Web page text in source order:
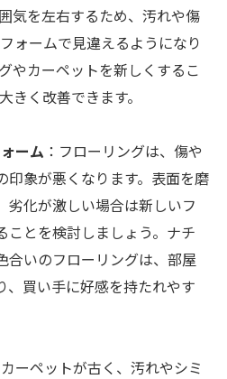
気を左右するため、汚れや傷
ォームで見違えるようになり
やカーペットを新しくするこ
きく改善できます。
ーム ：フローリングは、傷や
印象が悪くなります。表面を磨
劣化が激しい場合は新しいフ
ことを検討しましょう。ナチ
合いのフローリングは、部屋
、買い手に好感を持たれやす
ーペットが古く、汚れやシミ